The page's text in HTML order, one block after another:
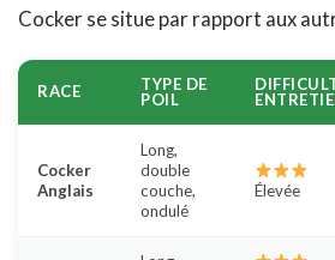
Cocker se situe par rapport aux
RACE
TYPE DE
POIL
Cocker
Anglais
Long,
double
couche,
ondulé
Élevée